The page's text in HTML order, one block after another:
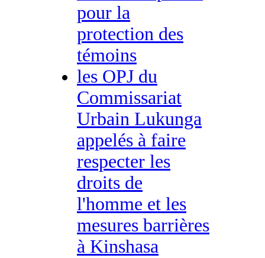
pour la
protection des
témoins
les OPJ du
Commissariat
Urbain Lukunga
appelés à faire
respecter les
droits de
l'homme et les
mesures barrières
à Kinshasa